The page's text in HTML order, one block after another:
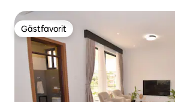
Gästfavorit
Gästfavorit